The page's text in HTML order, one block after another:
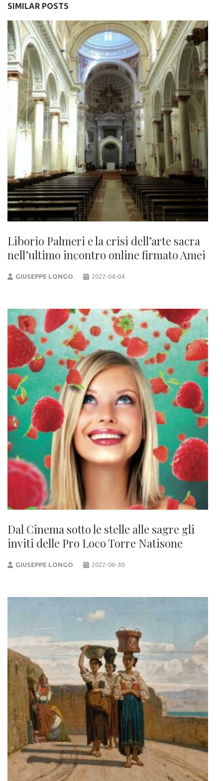
SIMILAR POSTS
Liborio Palmeri e la crisi dell’arte sacra
nell’ultimo incontro online firmato Amei
GIUSEPPE LONGO 2022-04-04
Dal Cinema sotto le stelle alle sagre gli
inviti delle Pro Loco Torre Natisone
GIUSEPPE LONGO 2022-06-30